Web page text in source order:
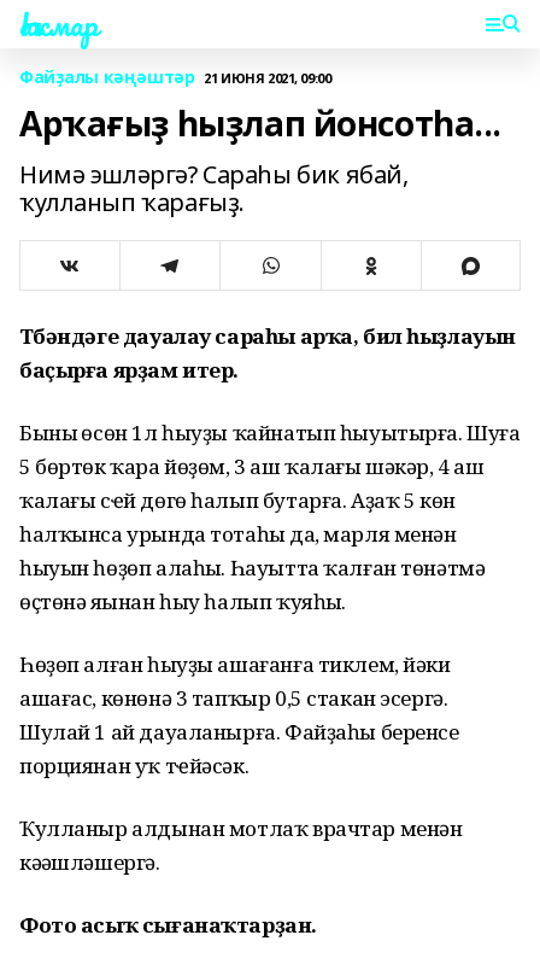
Һаҡмар
Файҙалы кәңәштәр 21 ИЮНЯ 2021, 09:00
Арҡағыҙ һыҙлап йонсотһа...
Нимә эшләргә? Сараһы бик ябай,
ҡулланып ҡарағыҙ.
Түбәндәге дауалау сараһы арҡа, бил һыҙлауын
баҫырға ярҙам итер.
Бының өсөн 1л һыуҙы ҡайнатып һыуытырға. Шуға
5 бөртөк ҡара йөҙөм, 3 аш ҡалағы шәкәр, 4 аш
ҡалағы сҽй дөгө һалып бутарға. Аҙаҡ 5 көн
һалҡынса урында тотаһың да, марля менән
һыуын һөҙөп алаһың. Һауытта ҡалған төнәтмә
өҫтөнә яңынан һыу һалып ҡуяһың.
Һөҙөп алған һыуҙы ашағанға тиклем, йәки
ашағас, көнөнә 3 тапҡыр 0,5 стакан эсергә.
Шулай 1 ай дауаланырға. Файҙаһы беренсе
порциянан уҡ тҽйәсәк.
Ҡулланыр алдынан мотлаҡ врачтар менән
кәңәшләшергә.
Фото асыҡ сығанаҡтарҙан.